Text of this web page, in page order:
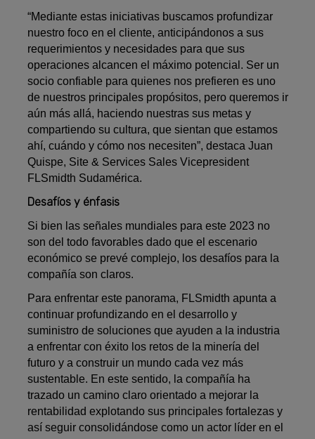
“Mediante estas iniciativas buscamos profundizar
nuestro foco en el cliente, anticipándonos a sus
requerimientos y necesidades para que sus
operaciones alcancen el máximo potencial. Ser un
socio confiable para quienes nos prefieren es uno
de nuestros principales propósitos, pero queremos ir
aún más allá, haciendo nuestras sus metas y
compartiendo su cultura, que sientan que estamos
ahí, cuándo y cómo nos necesiten”, destaca Juan
Quispe, Site & Services Sales Vicepresident
FLSmidth Sudamérica.
Desafíos y énfasis
Si bien las señales mundiales para este 2023 no
son del todo favorables dado que el escenario
económico se prevé complejo, los desafíos para la
compañía son claros.
Para enfrentar este panorama, FLSmidth apunta a
continuar profundizando en el desarrollo y
suministro de soluciones que ayuden a la industria
a enfrentar con éxito los retos de la minería del
futuro y a construir un mundo cada vez más
sustentable. En este sentido, la compañía ha
trazado un camino claro orientado a mejorar la
rentabilidad explotando sus principales fortalezas y
así seguir consolidándose como un actor líder en el